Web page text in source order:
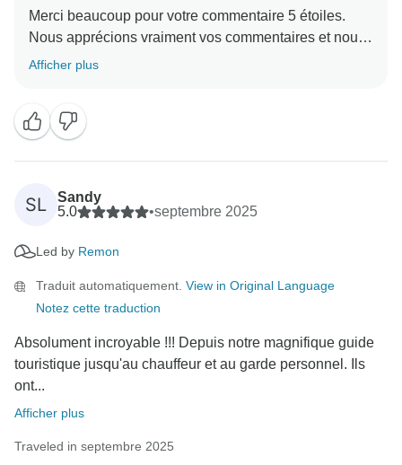
Merci beaucoup pour votre commentaire 5 étoiles.
Nous apprécions vraiment vos commentaires et nous
sommes ravis que vous ayez apprécié votre voyage
aventure Timeless !
Afficher plus
SL
Sandy
5.0
•septembre 2025
Led by Remon
Traduit automatiquement. View in Original Language
Notez cette traduction
Absolument incroyable !!! Depuis notre magnifique guide
touristique jusqu'au chauffeur et au garde personnel. Ils
ont...
Afficher plus
Traveled in septembre 2025